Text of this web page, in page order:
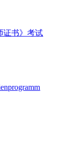
证书》考试